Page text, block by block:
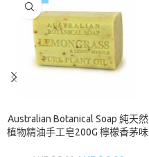
Australian Botanical Soap 純天然
植物精油手工皂200G 檸檬香茅味